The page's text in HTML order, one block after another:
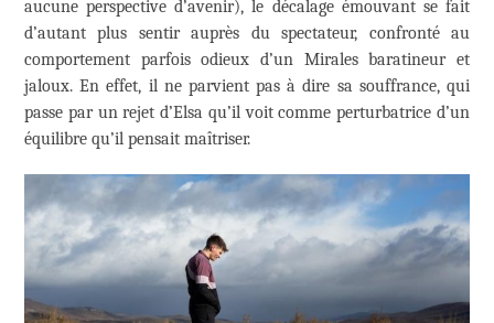
aucune perspective d’avenir), le décalage émouvant se fait
d’autant plus sentir auprès du spectateur, confronté au
comportement parfois odieux d’un Mirales baratineur et
jaloux. En effet, il ne parvient pas à dire sa souffrance, qui
passe par un rejet d’Elsa qu’il voit comme perturbatrice d’un
équilibre qu’il pensait maîtriser.